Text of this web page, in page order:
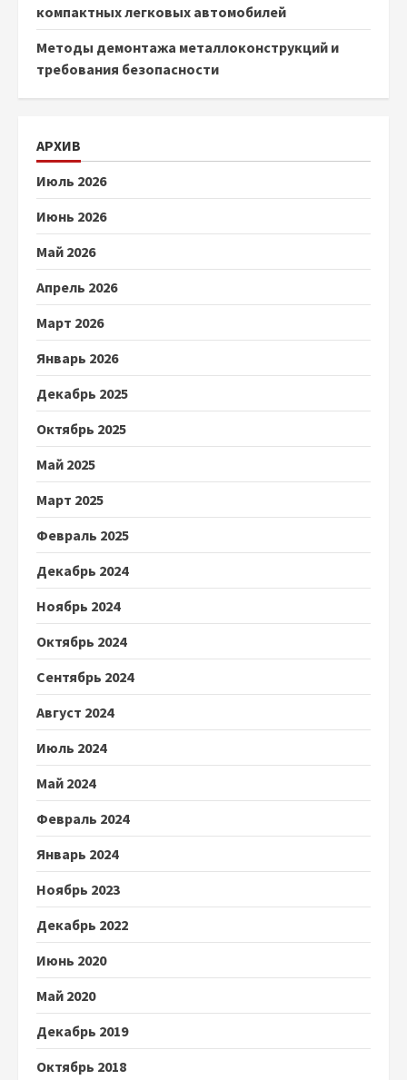
компактных легковых автомобилей
Методы демонтажа металлоконструкций и
требования безопасности
АРХИВ
Июль 2026
Июнь 2026
Май 2026
Апрель 2026
Март 2026
Январь 2026
Декабрь 2025
Октябрь 2025
Май 2025
Март 2025
Февраль 2025
Декабрь 2024
Ноябрь 2024
Октябрь 2024
Сентябрь 2024
Август 2024
Июль 2024
Май 2024
Февраль 2024
Январь 2024
Ноябрь 2023
Декабрь 2022
Июнь 2020
Май 2020
Декабрь 2019
Октябрь 2018